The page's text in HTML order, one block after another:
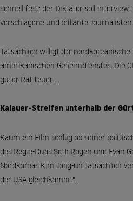
schnell fest: der Diktator soll
verschlagene und brillante
Tatsächlich willigt der
amerikanischen Geheimdienstes. Die
guter Rat teuer ...
Kalauer-Streifen unterhalb der
Kaum ein Film schlug ob seiner
des Regie-Duos Seth Rogen und Evan
Nordkoreas Kim Jong-un tatsächlich
der USA gleichkommt".